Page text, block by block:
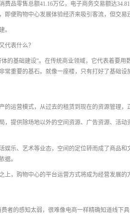
品零售总额41.16万亿，电子商务交易额达
便购物中心发展体验经济来吸引客流，但交易
。
代表什么？
的基础建设”。在传统商业领域，它代表着要用
重要的基石。就像一座楼，只有打好了基础
运营模式，从过去的租赁到现在的资源管理，
提供除场地以外的空间资源、广告资源、活
乐、艺术等业态，空间的定位转而成了商品和
据。
，购物中心的平台运营方式将成为经营发展
者的感知太弱，很难像电商一样精确知道线下